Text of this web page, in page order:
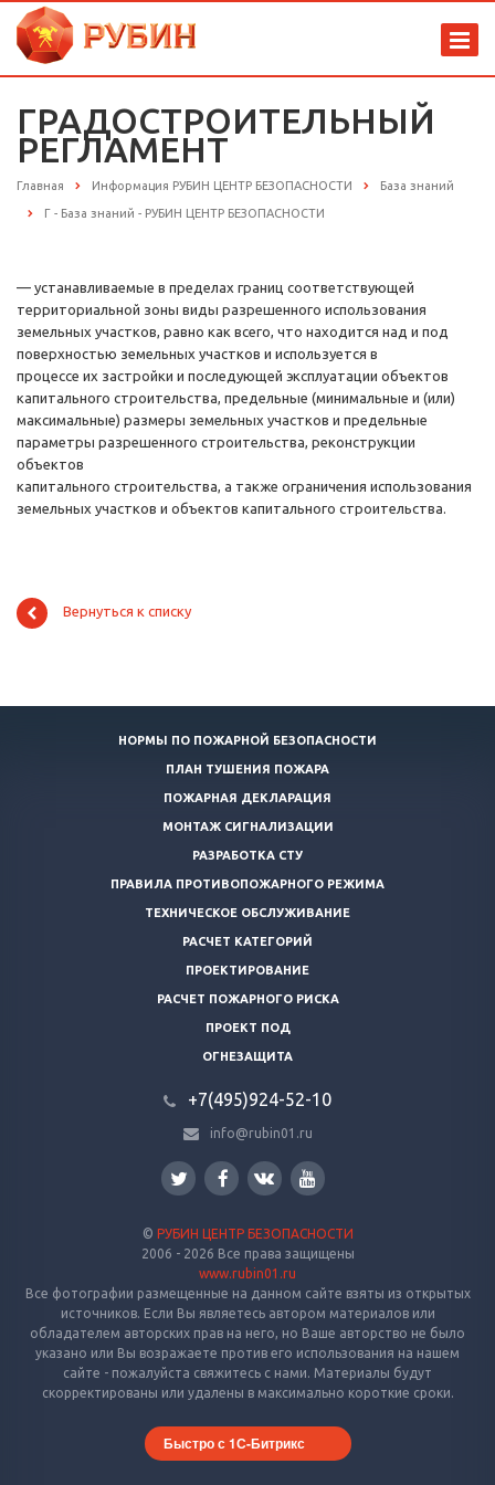
ГРАДОСТРОИТЕЛЬНЫЙ
РЕГЛАМЕНТ
Главная Информация РУБИН ЦЕНТР БЕЗОПАСНОСТИ База знаний
Г - База знаний - РУБИН ЦЕНТР БЕЗОПАСНОСТИ
— устанавливаемые в пределах границ соответствующей
территориальной зоны виды разрешенного использования
земельных участков, равно как всего, что находится над и под
поверхностью земельных участков и используется в
процессе их застройки и последующей эксплуатации объектов
капитального строительства, предельные (минимальные и (или)
максимальные) размеры земельных участков и предельные
параметры разрешенного строительства, реконструкции
объектов
капитального строительства, а также ограничения использования
земельных участков и объектов капитального строительства.
Вернуться к списку
НОРМЫ ПО ПОЖАРНОЙ БЕЗОПАСНОСТИ
ПЛАН ТУШЕНИЯ ПОЖАРА
ПОЖАРНАЯ ДЕКЛАРАЦИЯ
МОНТАЖ СИГНАЛИЗАЦИИ
РАЗРАБОТКА СТУ
ПРАВИЛА ПРОТИВОПОЖАРНОГО РЕЖИМА
ТЕХНИЧЕСКОЕ ОБСЛУЖИВАНИЕ
РАСЧЕТ КАТЕГОРИЙ
ПРОЕКТИРОВАНИЕ
РАСЧЕТ ПОЖАРНОГО РИСКА
ПРОЕКТ ПОД
ОГНЕЗАЩИТА
+7(495)924-52-10
info@rubin01.ru
© РУБИН ЦЕНТР БЕЗОПАСНОСТИ
2006 - 2026 Все права защищены
www.rubin01.ru
Все фотографии размещенные на данном сайте взяты из открытых
источников. Если Вы являетесь автором материалов или
обладателем авторских прав на него, но Ваше авторство не было
указано или Вы возражаете против его использования на нашем
сайте - пожалуйста свяжитесь с нами. Материалы будут
скорректированы или удалены в максимально короткие сроки.
Быстро с 1С-Битрикс